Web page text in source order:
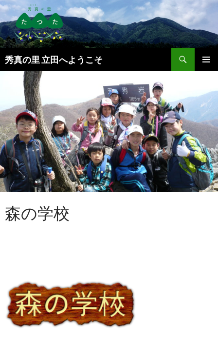
秀真の里 立田へようこそ
索
ツ
へ
ス
キ
ッ
プ
森の学校